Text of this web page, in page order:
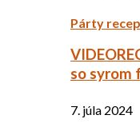
Párty
so syrom
7. júla 2024